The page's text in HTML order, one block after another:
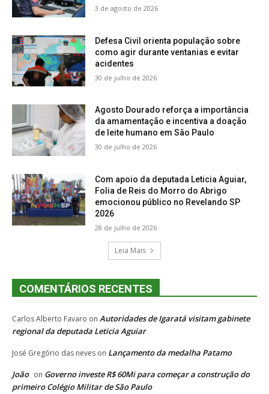
3 de agosto de 2026
Defesa Civil orienta população sobre
como agir durante ventanias e evitar
acidentes
30 de julho de 2026
Agosto Dourado reforça a importância
da amamentação e incentiva a doação
de leite humano em São Paulo
30 de julho de 2026
Com apoio da deputada Leticia Aguiar,
Folia de Reis do Morro do Abrigo
emocionou público no Revelando SP
2026
28 de julho de 2026
Leia Mais
COMENTÁRIOS RECENTES
Carlos Alberto Favaro on Autoridades de Igaratá visitam gabinete
regional da deputada Leticia Aguiar
José Gregório das neves on Lançamento da medalha Patamo
João on Governo investe R$ 60Mi para começar a construção do
primeiro Colégio Militar de São Paulo